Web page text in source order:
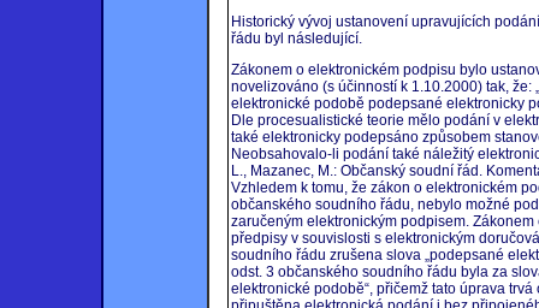
Historický vývoj ustanovení upravujících
řádu byl následující.
Zákonem o elektronickém podpisu bylo
novelizováno (s účinností k 1.10.2000) tak,
elektronické podobě podepsané elektronicky
Dle procesualistické teorie mělo podání v
také elektronicky podepsáno způsobem
Neobsahovalo-li podání také náležitý
L., Mazanec, M.: Občanský soudní řád.
Vzhledem k tomu, že zákon o elektronickém
občanského soudního řádu, nebylo možné
zaručeným elektronickým podpisem.
předpisy v souvislosti s elektronickým
soudního řádu zrušena slova „podepsané
odst. 3 občanského soudního řádu byla za
elektronické podobě“, přičemž tato úprava